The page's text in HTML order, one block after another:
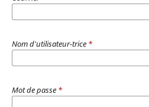
Nom d'utilisateur-trice *
Mot de passe *